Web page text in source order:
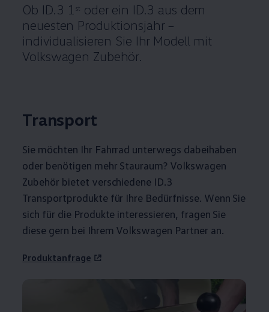
Ob ID.3 1 st oder ein ID.3 aus dem
neuesten Produktionsjahr –
individualisieren Sie Ihr Modell mit
Volkswagen Zubehör.
Transport
Sie möchten Ihr Fahrrad unterwegs dabeihaben
oder benötigen mehr Stauraum? Volkswagen
Zubehör bietet verschiedene ID.3
Transportprodukte für Ihre Bedürfnisse. Wenn Sie
sich für die Produkte interessieren, fragen Sie
diese gern bei Ihrem Volkswagen Partner an.
Produktanfrage